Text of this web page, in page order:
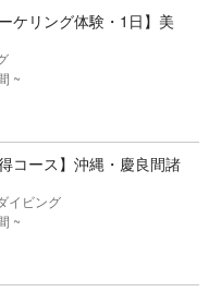
ケリング体験・1日】美
~
コース】沖縄・慶良間諸
イビング
~